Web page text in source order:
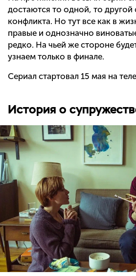
достаются то одной, то другой
конфликта. Но тут все как в
правые и однозначно
редко. На чьей же стороне
узнаем только в финале.
Сериал стартовал 15 мая на
История о